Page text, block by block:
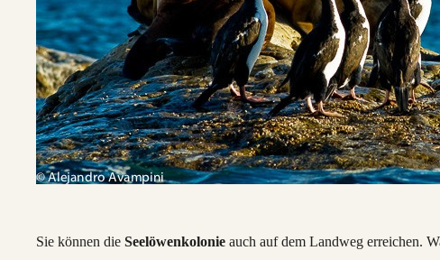
Sie können dieSeelöwenkolonie auch auf dem Landweg erreichen.